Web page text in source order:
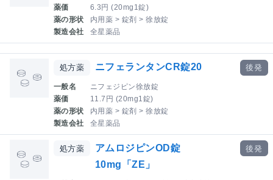
薬価
6.3円 (20mg1錠)
薬の形状
内用薬 > 錠剤 > 徐放錠
製造会社
全星薬品
処方薬 ニフェランタンCR錠20
一般名
ニフェジピン徐放錠
薬価
11.7円 (20mg1錠)
薬の形状
内用薬 > 錠剤 > 徐放錠
製造会社
全星薬品
後発
処方薬
アムロジピンOD錠
10mg「ZE」
後発